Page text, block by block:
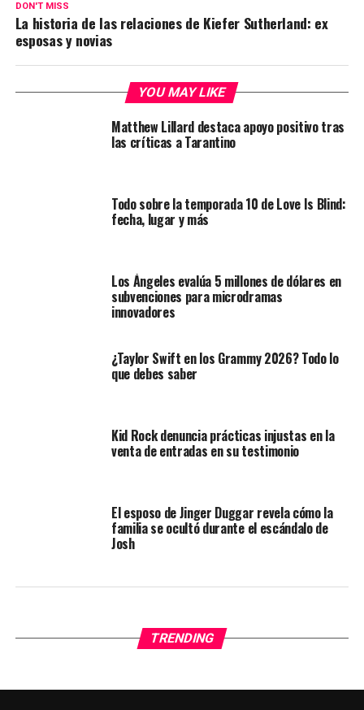
DON'T MISS
La historia de las relaciones de Kiefer Sutherland: ex
esposas y novias
YOU MAY LIKE
Matthew Lillard destaca apoyo positivo tras
las críticas a Tarantino
Todo sobre la temporada 10 de Love Is Blind:
fecha, lugar y más
Los Ángeles evalúa 5 millones de dólares en
subvenciones para microdramas
innovadores
¿Taylor Swift en los Grammy 2026? Todo lo
que debes saber
Kid Rock denuncia prácticas injustas en la
venta de entradas en su testimonio
El esposo de Jinger Duggar revela cómo la
familia se ocultó durante el escándalo de
Josh
TRENDING